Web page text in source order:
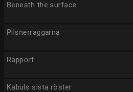
Beneath the surface
Pilsnerraggarna
Rapport
Kabuls sista röster